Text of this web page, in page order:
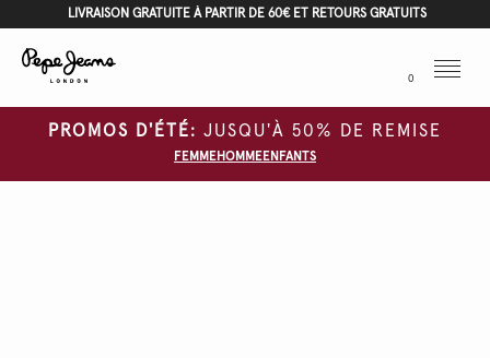
LIVRAISON GRATUITE À PARTIR DE 60€ ET RETOURS GRATUITS
0
Menu
PROMOS D'ÉTÉ: JUSQU'À 50% DE REMISE
FEMMEHOMMEENFANTS